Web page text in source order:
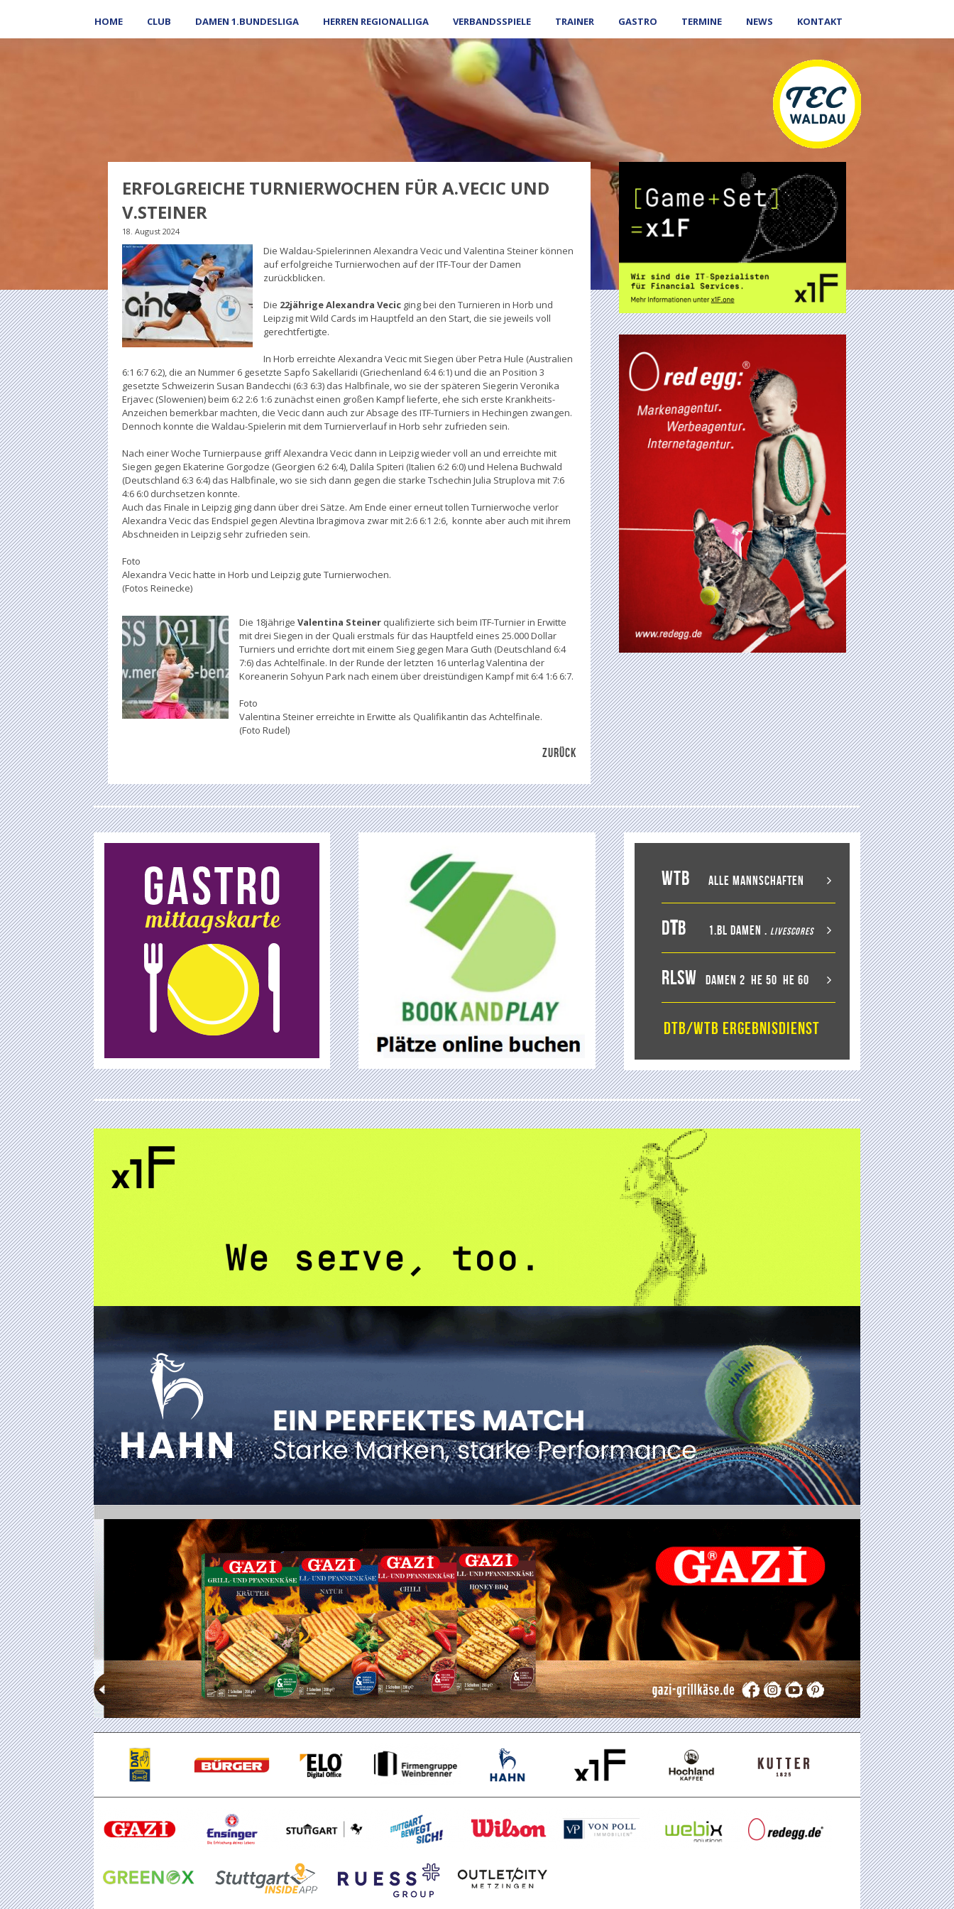
HOME CLUB DAMEN 1.BUNDESLIGA HERREN REGIONALLIGA VERBANDSSPIELE TRAINER GASTRO TERMINE NEWS KONTAKT
ERFOLGREICHE TURNIERWOCHEN FÜR A.VECIC UND
V.STEINER
18. August 2024
Die Waldau-Spielerinnen Alexandra Vecic und Valentina Steiner können
auf erfolgreiche Turnierwochen auf der ITF-Tour der Damen
zurückblicken.
Die 22jährige Alexandra Vecic ging bei den Turnieren in Horb und
Leipzig mit Wild Cards im Hauptfeld an den Start, die sie jeweils voll
gerechtfertigte.
In Horb erreichte Alexandra Vecic mit Siegen über Petra Hule (Australien
6:1 6:7 6:2), die an Nummer 6 gesetzte Sapfo Sakellaridi (Griechenland 6:4 6:1) und die an Position 3
gesetzte Schweizerin Susan Bandecchi (6:3 6:3) das Halbfinale, wo sie der späteren Siegerin Veronika
Erjavec (Slowenien) beim 6:2 2:6 1:6 zunächst einen großen Kampf lieferte, ehe sich erste Krankheits-
Anzeichen bemerkbar machten, die Vecic dann auch zur Absage des ITF-Turniers in Hechingen zwangen.
Dennoch konnte die Waldau-Spielerin mit dem Turnierverlauf in Horb sehr zufrieden sein.
Nach einer Woche Turnierpause griff Alexandra Vecic dann in Leipzig wieder voll an und erreichte mit
Siegen gegen Ekaterine Gorgodze (Georgien 6:2 6:4), Dalila Spiteri (Italien 6:2 6:0) und Helena Buchwald
(Deutschland 6:3 6:4) das Halbfinale, wo sie sich dann gegen die starke Tschechin Julia Struplova mit 7:6
4:6 6:0 durchsetzen konnte.
Auch das Finale in Leipzig ging dann über drei Sätze. Am Ende einer erneut tollen Turnierwoche verlor
Alexandra Vecic das Endspiel gegen Alevtina Ibragimova zwar mit 2:6 6:1 2:6, konnte aber auch mit ihrem
Abschneiden in Leipzig sehr zufrieden sein.
Foto
Alexandra Vecic hatte in Horb und Leipzig gute Turnierwochen.
(Fotos Reinecke)
Die 18jährige Valentina Steiner qualifizierte sich beim ITF-Turnier in Erwitte
mit drei Siegen in der Quali erstmals für das Hauptfeld eines 25.000 Dollar
Turniers und errichte dort mit einem Sieg gegen Mara Guth (Deutschland 6:4
7:6) das Achtelfinale. In der Runde der letzten 16 unterlag Valentina der
Koreanerin Sohyun Park nach einem über dreistündigen Kampf mit 6:4 1:6 6:7.
Foto
Valentina Steiner erreichte in Erwitte als Qualifikantin das Achtelfinale.
(Foto Rudel)
ZURÜCK
WTB Alle Mannschaften
DTB 1.BL Damen . LiveScores
RLSW Damen 2 He 50 He 60
DTB/WTB Ergebnisdienst